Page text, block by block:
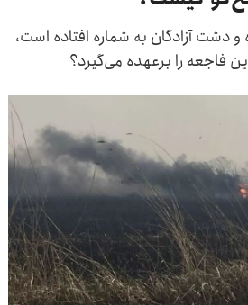
و دشت آزادگان به شماره افتاده است،
فاجعه را برعهده می‌گیرد؟